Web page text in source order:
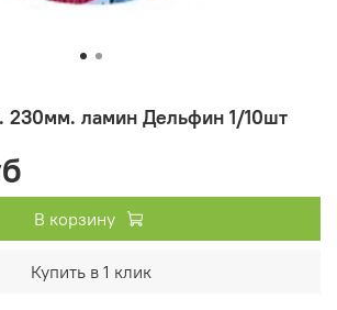
230мм. ламин Дельфин 1/10шт
В корзину
Купить в 1 клик